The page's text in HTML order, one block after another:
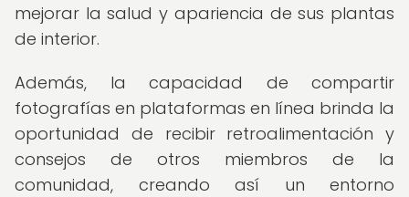
mejorar la salud y apariencia de sus plantas
de interior.
Además, la capacidad de compartir
fotografías en plataformas en línea brinda la
oportunidad de recibir retroalimentación y
consejos de otros miembros de la
comunidad, creando así un entorno